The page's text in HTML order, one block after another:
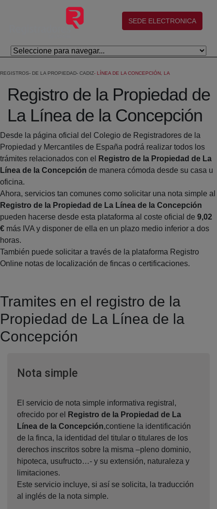
Saltar al contenido principal
(abre en nueva ventana)
SEDE ELECTRONICA
REGISTROS DE LA PROPIEDAD CADIZ LÍNEA DE LA CONCEPCIÓN, LA
Registro de la Propiedad de
La Línea de la Concepción
Desde la página oficial del Colegio de Registradores de la
Propiedad y Mercantiles de España podrá realizar todos los
trámites relacionados con el
Registro de la Propiedad de La
Línea de la Concepción de manera cómoda desde su casa u
oficina.
Ahora, servicios tan comunes como solicitar una nota simple al
Registro de la Propiedad de La Línea de la Concepción
pueden hacerse desde esta plataforma al coste oficial de 9,02
€ más IVA y disponer de ella en un plazo medio inferior a dos
horas.
También puede solicitar a través de la plataforma Registro
Online notas de localización de fincas o certificaciones.
Tramites en el registro de la
Propiedad de La Línea de la
Concepción
Nota simpleVentana nueva
El servicio de nota simple informativa registral,
ofrecido por el
Registro de la Propiedad de La
Línea de la Concepción,contiene la identificación
de la finca, la identidad del titular o titulares de los
derechos inscritos sobre la misma –pleno dominio,
hipoteca, usufructo…- y su extensión, naturaleza y
limitaciones.
Este servicio incluye, si así se solicita, la traducción
al inglés de la nota simple.